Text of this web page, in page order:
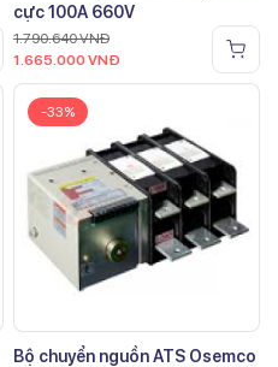
cực 100A 660V
1.790.640VNĐ
1.665.000 VNĐ
-33%
Bộ chuyển nguồn ATS Osemco